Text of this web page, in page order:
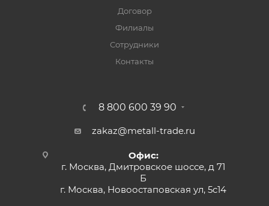
Договор
Филиалы
Сотрудники
Контакты
8 800 600 39 90
zakaz@metall-trade.ru
Офис:
г. Москва, Дмитровское шоссе, д 71
Б
г. Москва, Новоостаповская ул, 5с14